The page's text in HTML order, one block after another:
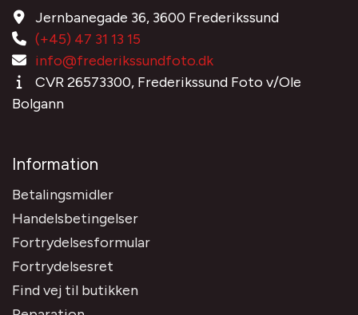
Jernbanegade 36, 3600 Frederikssund
(+45) 47 31 13 15
info@frederikssundfoto.dk
CVR 26573300, Frederikssund Foto v/Ole
Bolgann
Information
Betalingsmidler
Handelsbetingelser
Fortrydelsesformular
Fortrydelsesret
Find vej til butikken